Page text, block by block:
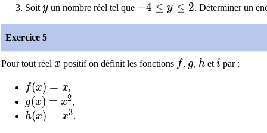
Soit y
yun nombre réel tel que -4\leq y\leq 2
−4 ≤ y ≤ 2. Déterminer un
Exercice 5
Pour tout réel x
x positif on définit les fonctions ff, g
g, h
het i
i par :
f(x)=x
f(x) = x,
g(x)=x^2
g(x) = x2,
h(x)=x^3
h(x) = x3.